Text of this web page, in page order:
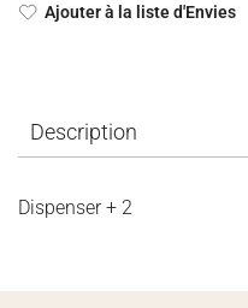
Ajouter à la liste d'Envies
Description
Dispenser + 2